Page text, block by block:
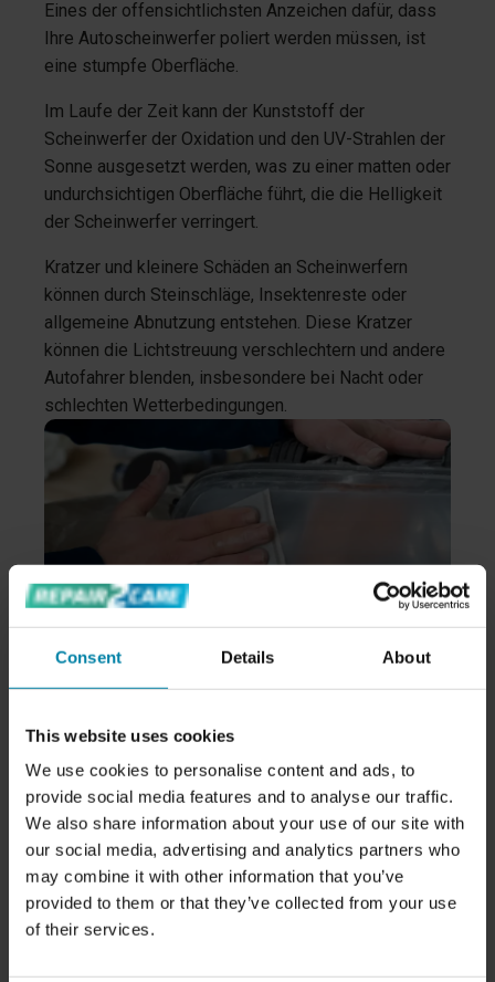
Consent Details About
This website uses cookies
We use cookies to personalise content and ads, to
provide social media features and to analyse our traffic.
We also share information about your use of our site with
our social media, advertising and analytics partners who
may combine it with other information that you’ve
provided to them or that they’ve collected from your use
of their services.
Eines der offensichtlichsten Anzeichen dafür, dass
Ihre Autoscheinwerfer poliert werden müssen, ist
eine stumpfe Oberfläche.
Im Laufe der Zeit kann der Kunststoff der
Scheinwerfer der Oxidation und den UV-Strahlen der
Sonne ausgesetzt werden, was zu einer matten oder
undurchsichtigen Oberfläche führt, die die Helligkeit
der Scheinwerfer verringert.
Kratzer und kleinere Schäden an Scheinwerfern
können durch Steinschläge, Insektenreste oder
allgemeine Abnutzung entstehen. Diese Kratzer
können die Lichtstreuung verschlechtern und andere
Autofahrer blenden, insbesondere bei Nacht oder
schlechten Wetterbedingungen.
BESTEHEN KEINE
VERKEHRSTAUGLICHKEITSPRÜFUNG
Es ist wichtig, auf Anzeichen von Verschleiß zu
reagieren, damit Sie die Sicherheitsvorschriften
einhalten. Wenn Ihre Scheinwerfer zu stumpf
geworden sind, könnten Sie außerdem riskieren,
dass Ihr Auto beim TÜV durchfällt.
Stumpfe und/oder gelbe Scheinwerfer oder